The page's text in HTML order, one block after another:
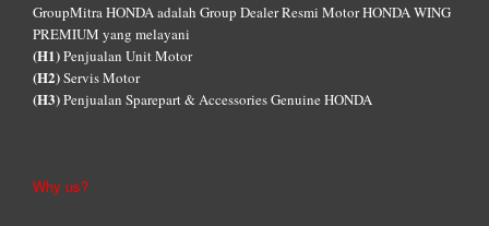
GroupMitra HONDA adalah Group Dealer Resmi Motor HONDA WING
PREMIUM yang melayani
(H1)Penjualan Unit Motor
(H2)Servis Motor
(H3)Penjualan Sparepart & Accessories Genuine HONDA
Why us?